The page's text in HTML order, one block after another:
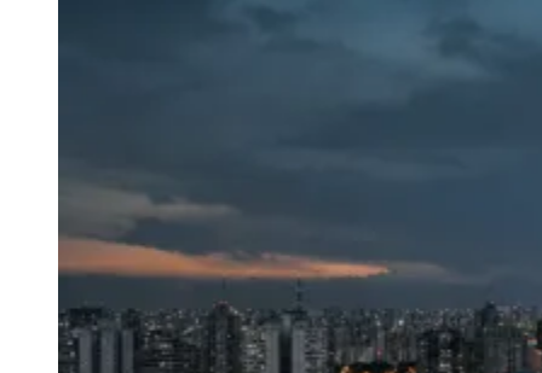
Segurança Regional
Hospitais Estaduais
Parques & Represas
Cidades da Região
Santana de ParnaíbaOsasco Carapicuíba Jandira ItapeviCotiaPirapora
do Bom Jesus
Araçariguama Cajamar Caieiras Franco da